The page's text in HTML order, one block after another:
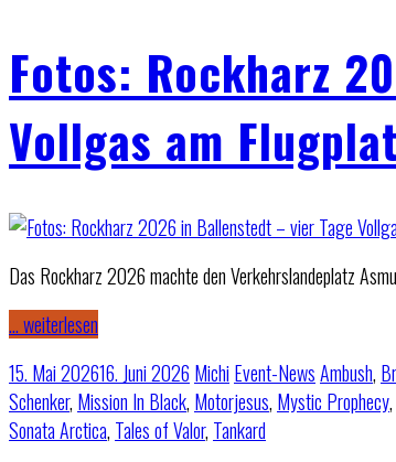
Fotos: Rockharz
Vollgas am
Das Rockharz 2026 machte den Verkehrslandeplatz
… weiterlesen
15. Mai 202616. Juni 2026 Michi Event-NewsAmbush,
Schenker, Mission In Black, Motorjesus, Mystic Prophecy,
Sonata Arctica, Tales of Valor, Tankard